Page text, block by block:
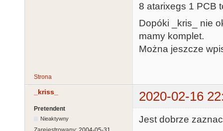
8 atarixegs 1 PCB
Dopóki _kris_ nie
mamy komplet.
Można jeszcze
Strona
_kriss_ 2020-02-16
Pretendent
Nieaktywny Jest dobrze